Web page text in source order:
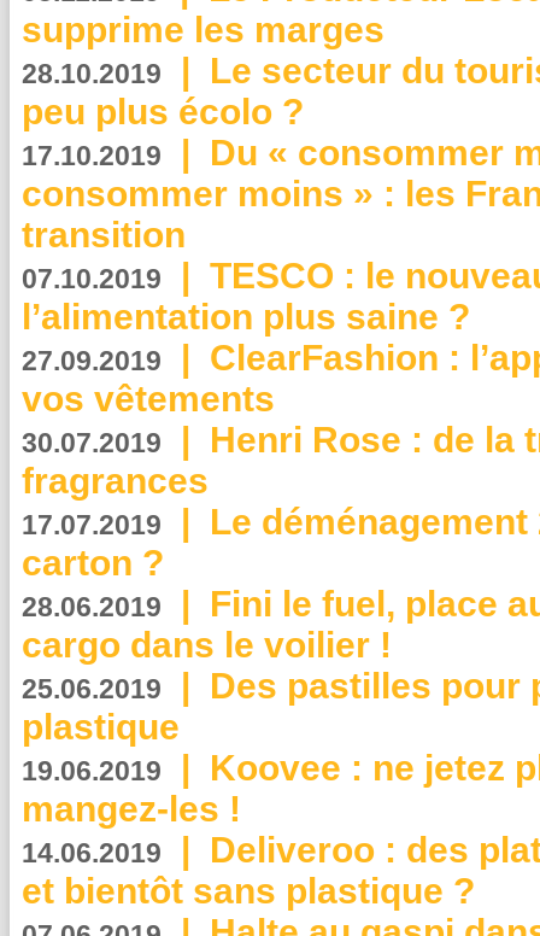
supprime les marges
28.10.2019 | Le secteur du
peu plus écolo ?
17.10.2019 | Du « consommer
consommer moins » : les
transition
07.10.2019 | TESCO : le
l’alimentation plus saine ?
27.09.2019 | ClearFashion :
vos vêtements
30.07.2019 | Henri Rose : de la
fragrances
17.07.2019 | Le
carton ?
28.06.2019 | Fini le fuel, place
cargo dans le voilier !
25.06.2019 | Des pastilles pour
plastique
19.06.2019 | Koovee : ne jetez
mangez-les !
14.06.2019 | Deliveroo : des
et bientôt sans plastique ?